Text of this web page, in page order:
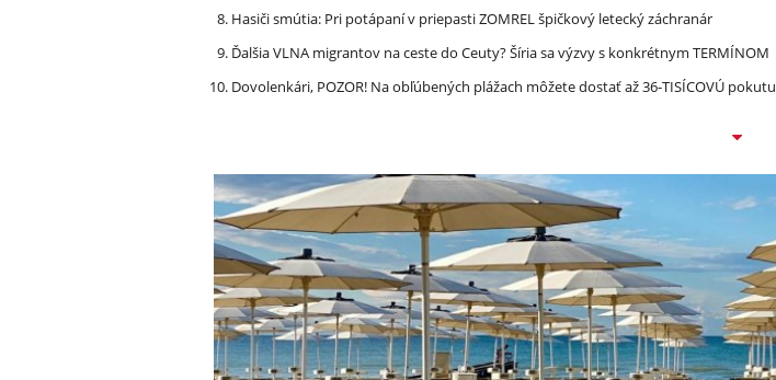
Hasiči smútia: Pri potápaní v priepasti ZOMREL špičkový letecký záchranár
Ďalšia VLNA migrantov na ceste do Ceuty? Šíria sa výzvy s konkrétnym TERMÍNOM
Dovolenkári, POZOR! Na obľúbených plážach môžete dostať až 36-TISÍCOVÚ pokutu